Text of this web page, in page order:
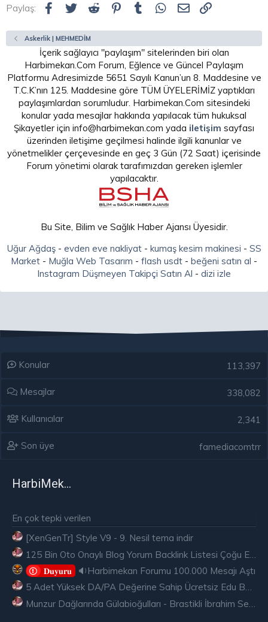
Paylaş: Facebook
Twitter Reddit Pinterest
Tumblr WhatsApp
E-posta
Askerlik | MEHMEDİM
İçerik sağlayıcı "paylaşım" sitelerinden biri olan
Harbimekan.Com Forum, Eğlence ve Güncel Paylaşım
Platformu Adresimizde 5651 Sayılı Kanun’un 8. Maddesine ve
T.C.K’nın 125. Maddesine göre TÜM ÜYELERİMİZ yaptıkları
paylaşımlardan sorumludur. Harbimekan.Com sitesindeki
konular yada mesajlar hakkında yapılacak tüm hukuksal
Şikayetler için info@harbimekan.com yada iletişim sayfası
üzerinden iletişime geçilmesi halinde ilgili kanunlar ve
yönetmelikler çerçevesinde en geç 3 Gün (72 Saat) içerisinde
Forum yönetimi olarak tarafımızdan gereken işlemler
yapılacaktır.
Bu Site, Bilim ve Sağlık Haber Ajansı Üyesidir.
Uğur Ağdaş- evden eve nakliyat- kumaş kesim makinesi - SS
Market - Muğla Web Tasarım - flash usdt - beğeni satın al -
Instagram Düşmeyen Takipçi Satın Al - dizi izle
Konular 113,397
Mesajlar 338,082
Kullanıcılar 2,341
Son üye famediacomtrr
HarbiMekân
En çok tepki verilen
[XenGenTr] Style V9 - 9. Nesil tema indir
𝐃𝐮𝐲𝐮𝐫𝐮
🔉Harbimekan Forumu 100.000 Mesajı Aştı
5 Adet Yüksek DA/PA Değerine Sahip Ücretsiz Edu Backlink